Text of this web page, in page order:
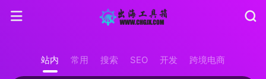
站内 常用 搜索 SEO 开发 跨境电商